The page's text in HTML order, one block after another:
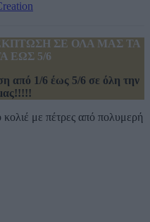
ΣΕ ΟΛΑ ΜΑΣ ΤΑ
ΕΩΣ 5/6
από 1/6 έως 5/6 σε όλη την
με πέτρες από πολυμερή